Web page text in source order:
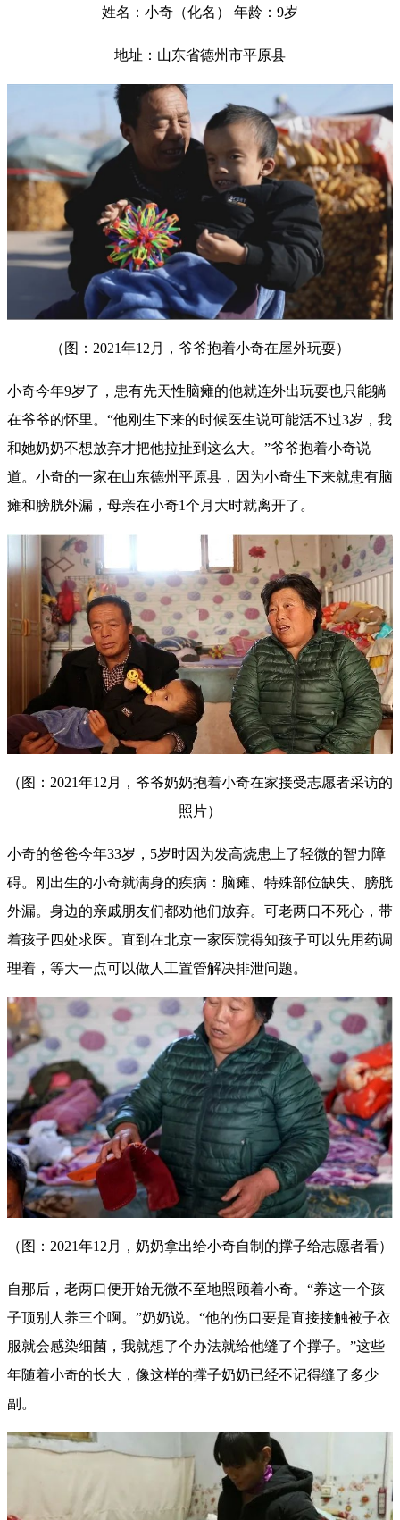
姓名：小奇（化名） 年龄：9岁
地址：山东省德州市平原县
（图：2021年12月，爷爷抱着小奇在屋外玩耍）
小奇今年9岁了，患有先天性脑瘫的他就连外出玩耍也只能躺
在爷爷的怀里。“他刚生下来的时候医生说可能活不过3岁，我
和她奶奶不想放弃才把他拉扯到这么大。”爷爷抱着小奇说
道。小奇的一家在山东德州平原县，因为小奇生下来就患有脑
瘫和膀胱外漏，母亲在小奇1个月大时就离开了。
（图：2021年12月，爷爷奶奶抱着小奇在家接受志愿者采访的
照片）
小奇的爸爸今年33岁，5岁时因为发高烧患上了轻微的智力障
碍。刚出生的小奇就满身的疾病：脑瘫、特殊部位缺失、膀胱
外漏。身边的亲戚朋友们都劝他们放弃。可老两口不死心，带
着孩子四处求医。直到在北京一家医院得知孩子可以先用药调
理着，等大一点可以做人工置管解决排泄问题。
（图：2021年12月，奶奶拿出给小奇自制的撑子给志愿者看）
自那后，老两口便开始无微不至地照顾着小奇。“养这一个孩
子顶别人养三个啊。”奶奶说。“他的伤口要是直接接触被子衣
服就会感染细菌，我就想了个办法就给他缝了个撑子。”这些
年随着小奇的长大，像这样的撑子奶奶已经不记得缝了多少
副。